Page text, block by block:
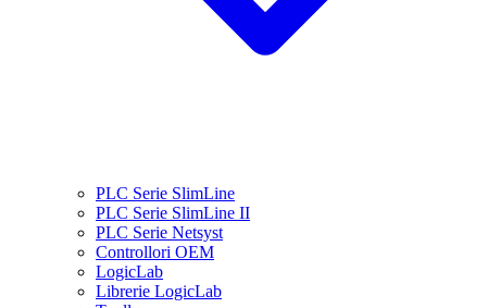
PLC Serie SlimLine
PLC Serie SlimLine II
PLC Serie Netsyst
Controllori OEM
LogicLab
Librerie LogicLab